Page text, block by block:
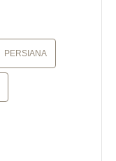
PERSIANA